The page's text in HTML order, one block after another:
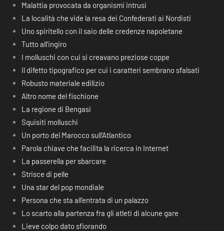
Malattia provocata da organismi intrusi
La località che vide la resa dei Confederati ai Nordisti
Uno spiritello con il saio delle credenze napoletane
Tutto all’ingiro
I molluschi con cui si creavano preziose coppe
Il difetto tipografico per cui i caratteri sembrano sfalsati
Robusto materiale edilizio
Altro nome del fischione
La regione di Bengasi
Squisiti molluschi
Un porto del Marocco sull’Atlantico
Parola chiave che facilita la ricerca in Internet
La passerella per sbarcare
Strisce di pelle
Una star del pop mondiale
Persona che sta all’entrata di un palazzo
Lo scarto alla partenza fra gli atleti di alcune gare
Lieve colpo dato sfiorando